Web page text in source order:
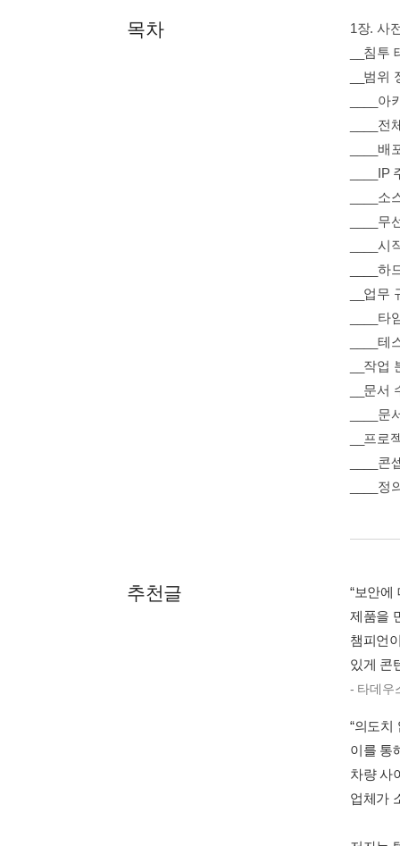
목차
1장. 사
__침투
__범위
____아
____전
____배
____IP
____소
____무
____시
____
__업무
____타
____테
__작업
__문서
____문
__프로
____콘
____정
추천글
“보안에
제품을
챔피언
있게 콘
- 타데우
“의도치
이를 통
차량 사
업체가